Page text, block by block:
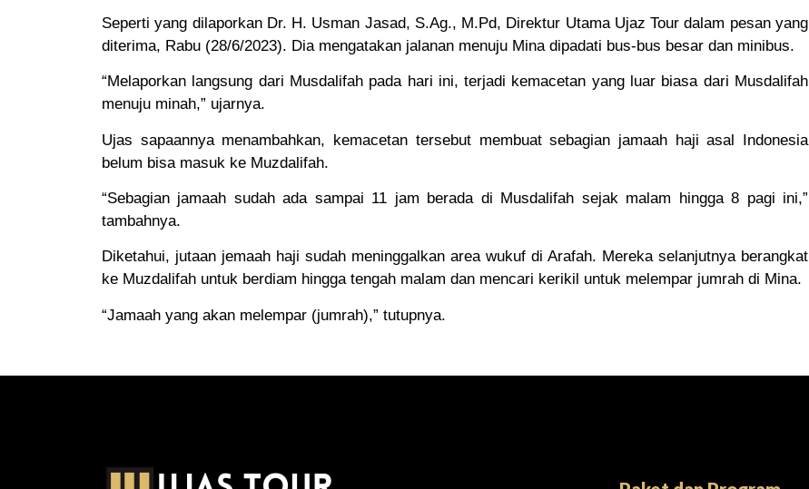
Seperti yang dilaporkan Dr. H. Usman Jasad, S.Ag., M.Pd, Direktur Utama Ujaz Tour dalam pesan yang
diterima, Rabu (28/6/2023). Dia mengatakan jalanan menuju Mina dipadati bus-bus besar dan minibus.
“Melaporkan langsung dari Musdalifah pada hari ini, terjadi kemacetan yang luar biasa dari Musdalifah
menuju minah,” ujarnya.
Ujas sapaannya menambahkan, kemacetan tersebut membuat sebagian jamaah haji asal Indonesia
belum bisa masuk ke Muzdalifah.
“Sebagian jamaah sudah ada sampai 11 jam berada di Musdalifah sejak malam hingga 8 pagi ini,”
tambahnya.
Diketahui, jutaan jemaah haji sudah meninggalkan area wukuf di Arafah. Mereka selanjutnya berangkat
ke Muzdalifah untuk berdiam hingga tengah malam dan mencari kerikil untuk melempar jumrah di Mina.
“Jamaah yang akan melempar (jumrah),” tutupnya.
Umroh Ujas
Tour dari
Gowa, Sulsel